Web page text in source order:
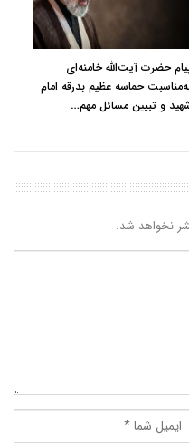
حضرت آیت‌الله خامنه‌ای
حماسه عظیم بدرقه امام
و تبیین مسائل مهم…
نخواهد شد.